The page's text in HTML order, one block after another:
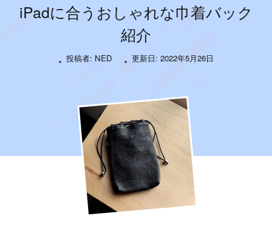
iPadに合うおしゃれな巾着バック
紹介
投稿者: NED 更新日: 2022年5月26日